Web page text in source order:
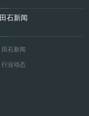
田石新闻
田石新闻
行业动态